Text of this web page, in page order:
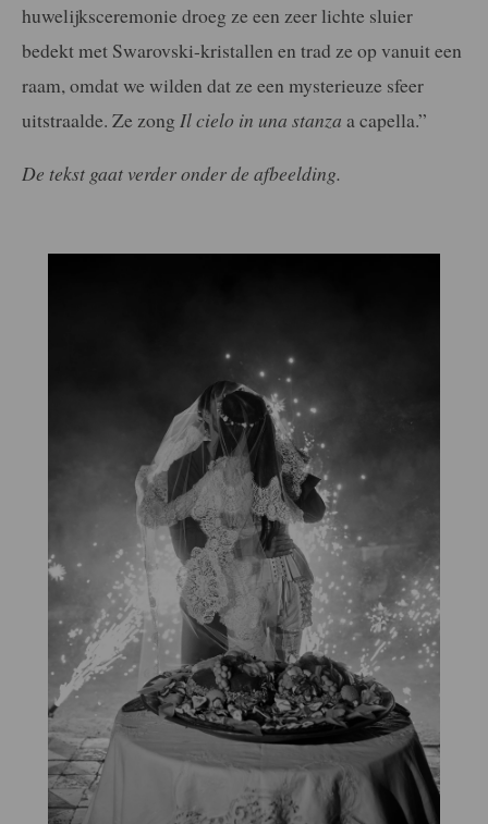
huwelijksceremonie droeg ze een zeer lichte sluier
bedekt met Swarovski-kristallen en trad ze op vanuit een
raam, omdat we wilden dat ze een mysterieuze sfeer
uitstraalde. Ze zong Il cielo in una stanza a capella.”
De tekst gaat verder onder de afbeelding.